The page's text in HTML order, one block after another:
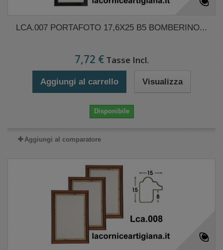
LCA.007 PORTAFOTO 17,6X25 B5 BOMBERINO...
7,72 € Tasse Incl.
Aggiungi al carrello Visualizza
Disponibile
Aggiungi al comparatore